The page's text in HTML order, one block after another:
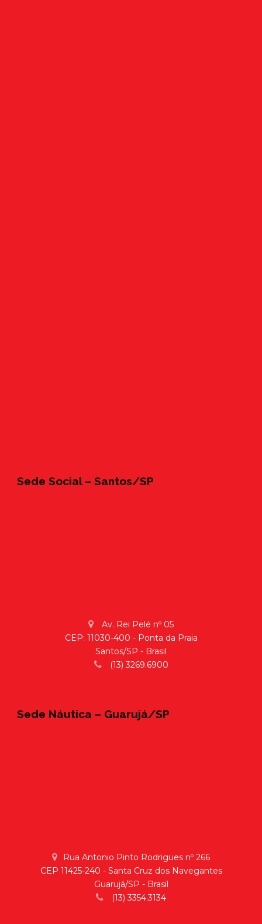
Sede Social – Santos/SP
Av. Rei Pelé nº 05
CEP: 11030-400 - Ponta da Praia
Santos/SP - Brasil
(13) 3269.6900
Sede Náutica – Guarujá/SP
Rua Antonio Pinto Rodrigues nº 266
CEP 11425-240 - Santa Cruz dos Navegantes
Guarujá/SP - Brasil
(13) 3354.3134